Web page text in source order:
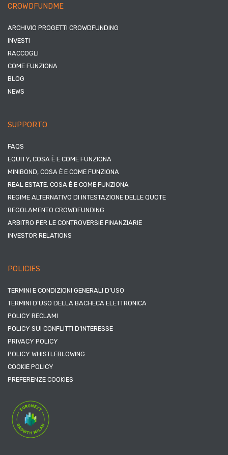
CROWDFUNDME
ARCHIVIO PROGETTI CROWDFUNDING
INVESTI
RACCOGLI
COME FUNZIONA
BLOG
NEWS
SUPPORTO
FAQS
EQUITY, COSA È E COME FUNZIONA
MINIBOND, COSA È E COME FUNZIONA
REAL ESTATE, COSA È E COME FUNZIONA
REGIME ALTERNATIVO DI INTESTAZIONE DELLE QUOTE
REGOLAMENTO CROWDFUNDING
ARBITRO PER LE CONTROVERSIE FINANZIARIE
INVESTOR RELATIONS
POLICIES
TERMINI E CONDIZIONI GENERALI D’USO
TERMINI D’USO DELLA BACHECA ELETTRONICA
POLICY RECLAMI
POLICY SUI CONFLITTI D’INTERESSE
PRIVACY POLICY
POLICY WHISTLEBLOWING
COOKIE POLICY
PREFERENZE COOKIES